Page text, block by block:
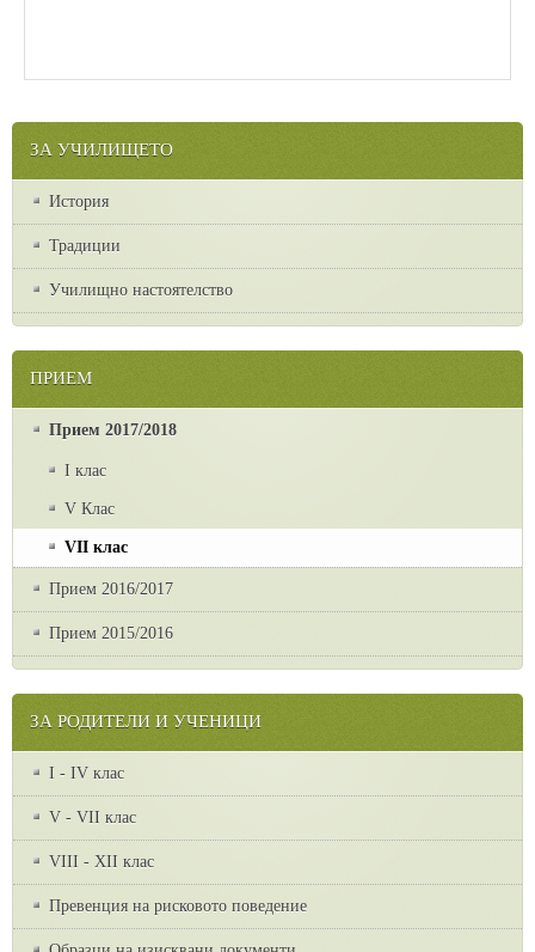
ЗА УЧИЛИЩЕТО
История
Традиции
Училищно настоятелство
ПРИЕМ
Прием 2017/2018
I клас
V Клас
VII клас
Прием 2016/2017
Прием 2015/2016
ЗА РОДИТЕЛИ И УЧЕНИЦИ
I - IV клас
V - VII клас
VІІІ - ХІІ клас
Превенция на рисковото поведение